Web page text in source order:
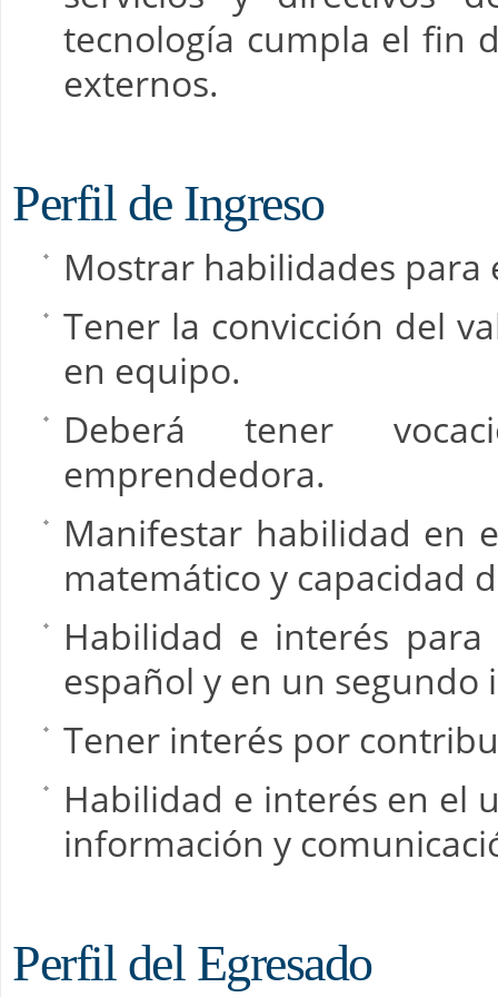
tecnología cumpla el fin
externos.
Perfil de Ingreso
Mostrar habilidades
Tener la convicción del
en equipo.
Deberá tener
emprendedora.
Manifestar habilidad en
matemático y capacidad
Habilidad e interés
español y en un segundo
Tener interés por
Habilidad e interés en el
información y
Perfil del Egresado